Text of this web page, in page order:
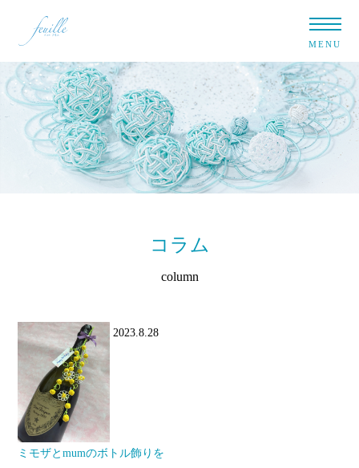
MENU
コラム
column
2023.8.28
ミモザとmumのボトル飾りを